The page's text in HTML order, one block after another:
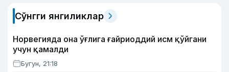
Сўнгги янгиликлар
Норвегияда она ўғлига ғайриоддий исм қўйгани
учун қамалди
Бугун, 21:18